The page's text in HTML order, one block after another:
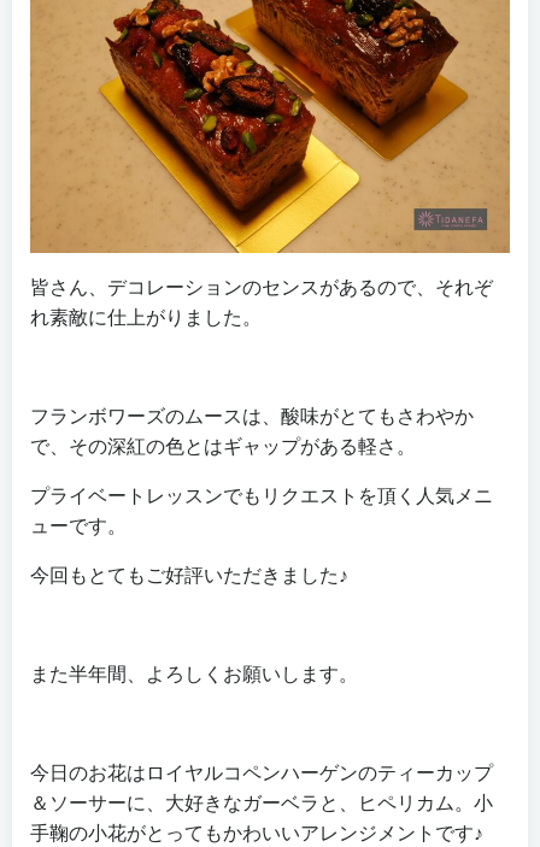
皆さん、デコレーションのセンスがあるので、それぞ
れ素敵に仕上がりました。
フランボワーズのムースは、酸味がとてもさわやか
で、その深紅の色とはギャップがある軽さ。
プライベートレッスンでもリクエストを頂く人気メニ
ューです。
今回もとてもご好評いただきました♪
また半年間、よろしくお願いします。
今日のお花はロイヤルコペンハーゲンのティーカップ
＆ソーサーに、大好きなガーベラと、ヒペリカム。小
手鞠の小花がとってもかわいいアレンジメントです♪